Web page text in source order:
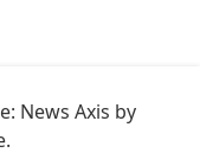
News Axis by
.